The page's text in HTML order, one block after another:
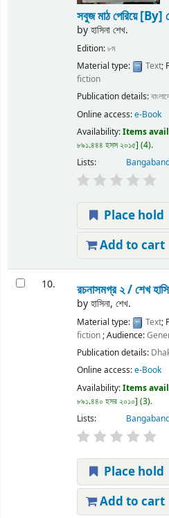
সবুজ মাঠ পেরিয়ে[By]
byহাসিনা শেখ.
Edition:৮ম
Material type:
Text;
fiction
Publication details:
Online access:e-Book
Availability:Items
৮৯১.৪৪৪ হসস ২০১৫ (4).
Lists:
Place hold
Add to cart
10. রচনাসমগ্র ২ /শেখ
byহাসিনা, শেখ.
Material type: Text;
fiction; Audience:
Publication details:
Online access:e-Book
Availability:Items
৮৯১.৪৪০ হসর ২০১০ (3).
Lists:
Place hold
Add to cart